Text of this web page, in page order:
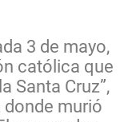
3 de mayo,
católica que
Santa Cruz”,
donde murió